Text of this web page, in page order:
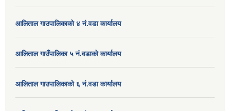
आलिताल गाउपालिकाको ४ नं.वडा कार्यालय
आलिताल गाउँपालिका ५ नं.वडाको कार्यालय
आलिताल गाउपालिकाको ६ नं.वडा कार्यालय